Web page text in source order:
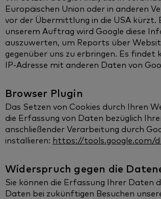
Europäischen Union oder in anderen
vor der Übermittlung in die USA kürzt.
unserem Auftrag wird Google diese
auszuwerten, um Reports über
gegenüber uns zu erbringen. Es
IP-Adresse mit anderen Daten von
Browser Plugin
Das Setzen von Cookies durch Ihren
die Erfassung von Daten bezüglich
anschließender Verarbeitung durch
installieren: https://tools.google.com/
Widerspruch gegen die
Sie können die Erfassung Ihrer Daten
Daten bei zukünftigen Besuchen